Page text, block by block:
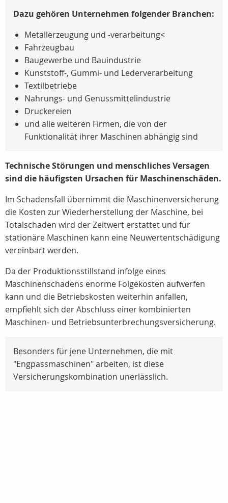
Dazu gehören Unternehmen folgender Branchen:
Metallerzeugung und -verarbeitung<
Fahrzeugbau
Baugewerbe und Bauindustrie
Kunststoff-, Gummi- und Lederverarbeitung
Textilbetriebe
Nahrungs- und Genussmittelindustrie
Druckereien
und alle weiteren Firmen, die von der
Funktionalität ihrer Maschinen abhängig sind
Technische Störungen und menschliches Versagen
sind die häufigsten Ursachen für Maschinenschäden.
Im Schadensfall übernimmt die Maschinenversicherung
die Kosten zur Wiederherstellung der Maschine, bei
Totalschaden wird der Zeitwert erstattet und für
stationäre Maschinen kann eine Neuwertentschädigung
vereinbart werden.
Da der Produktionsstillstand infolge eines
Maschinenschadens enorme Folgekosten aufwerfen
kann und die Betriebskosten weiterhin anfallen,
empfiehlt sich der Abschluss einer kombinierten
Maschinen- und Betriebsunterbrechungsversicherung.
Besonders für jene Unternehmen, die mit
"Engpassmaschinen" arbeiten, ist diese
Versicherungskombination unerlässlich.